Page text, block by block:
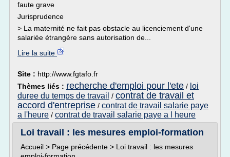
faute grave
Jurisprudence
> La maternité ne fait pas obstacle au licenciement d'une
salariée étrangère sans autorisation de...
Lire la suite
Site : http://www.fgtafo.fr
Thèmes liés : recherche d'emploi pour l'ete / loi
duree du temps de travail / contrat de travail et
accord d'entreprise / contrat de travail salarie paye
a l'heure / contrat de travail salarie paye a l heure
Loi travail : les mesures emploi-formation
Accueil > Page précédente > Loi travail : les mesures